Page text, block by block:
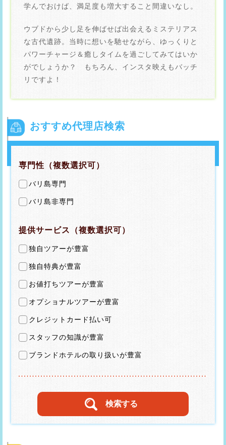
学んでおけば、満足度も増大すること間違いなし。
ウブドから少し足を伸ばせば出会えるミステリアス
な古代遺跡。当時に想いを馳せながら、ゆっくりと
パワーチャージ＆癒しタイムを過ごしてみてはいか
がでしょうか？ もちろん、インスタ映えもバッチ
リですよ！
おすすめ代理店検索
専門性（複数選択可）
バリ島専門
バリ島非専門
提供サービス（複数選択可）
独自ツアーが豊富
独自特典が豊富
お値打ちツアーが豊富
オプショナルツアーが豊富
クレジットカード払い可
スタッフの知識が豊富
ブランドホテルの取り扱いが豊富